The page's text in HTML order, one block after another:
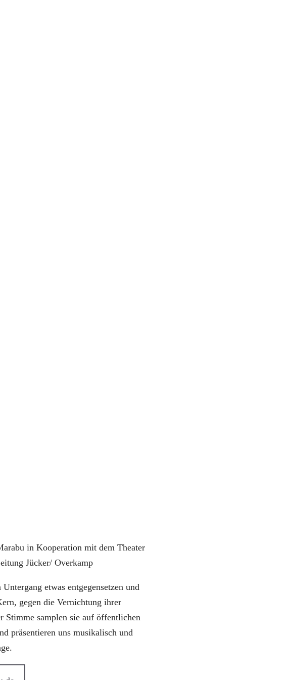
in Kooperation mit dem Theater
Jücker/ Overkamp
etwas entgegensetzen und
gegen die Vernichtung ihrer
Stimme samplen sie auf öffentlichen
präsentieren uns musikalisch und